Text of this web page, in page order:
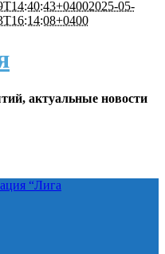
2025-05-
актуальные новости
“Лига